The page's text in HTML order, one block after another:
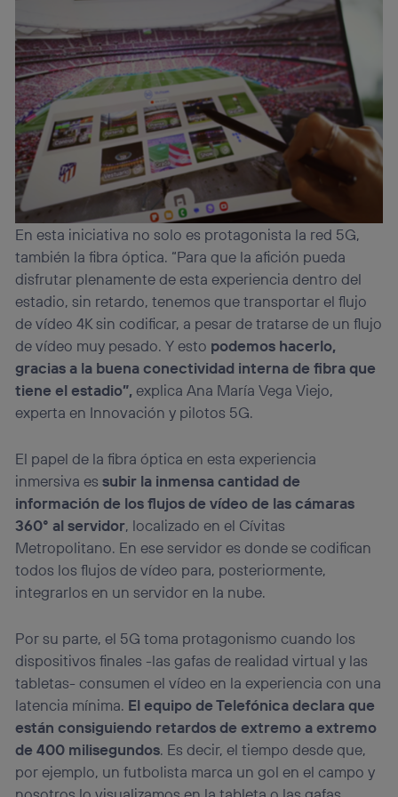
En esta iniciativa no solo es protagonista la red 5G,
también la fibra óptica. “Para que la afición pueda
disfrutar plenamente de esta experiencia dentro del
estadio, sin retardo, tenemos que transportar el flujo
de vídeo 4K sin codificar, a pesar de tratarse de un flujo
de vídeo muy pesado. Y esto podemos hacerlo,
gracias a la buena conectividad interna de fibra que
tiene el estadio”,explica Ana María Vega Viejo,
experta en Innovación y pilotos 5G.
El papel de la fibra óptica en esta experiencia
inmersiva essubir la inmensa cantidad de
información de los flujos de vídeo de las cámaras
360° al servidor, localizado en el Cívitas
Metropolitano. En ese servidor es donde se codifican
todos los flujos de vídeo para, posteriormente,
integrarlos en un servidor en la nube.
Por su parte, el 5G toma protagonismo cuando los
dispositivos finales -las gafas de realidad virtual y las
tabletas- consumen el vídeo en la experiencia con una
latencia mínima. El equipo de Telefónica declara que
están consiguiendo retardos de extremo a extremo
de 400 milisegundos. Es decir, el tiempo desde que,
por ejemplo, un futbolista marca un gol en el campo y
personalizado, ya que se basará únicamente en la
navegación del usuario del móvil.
Puedes gestionar los consentimientos Utiq seleccionando
“Administrar Utiq” en la parte inferior de esta página web o
visitando el
portal de privacidad de Utiq
(“consenthub”)
. Para más información, consulta
la política de privacidad de Utiq.